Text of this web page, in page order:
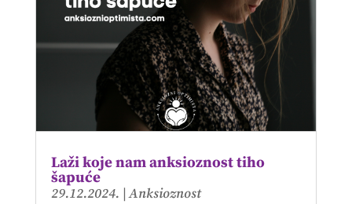
Laži koje nam anksioznost tiho
šapuće
29.12.2024. |Anksioznost